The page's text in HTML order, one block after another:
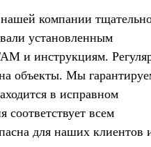
компании
установленным
и инструкциям.
объекты. Мы
в исправном
соответствует всем
для наших клиентов